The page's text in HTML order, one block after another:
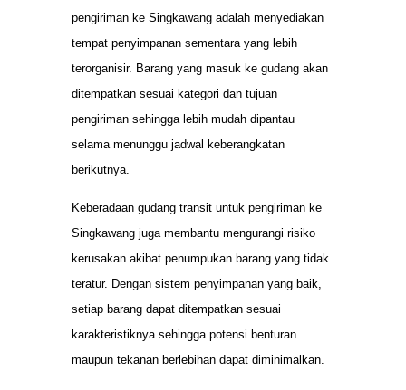
pengiriman ke Singkawang adalah menyediakan
tempat penyimpanan sementara yang lebih
terorganisir. Barang yang masuk ke gudang akan
ditempatkan sesuai kategori dan tujuan
pengiriman sehingga lebih mudah dipantau
selama menunggu jadwal keberangkatan
berikutnya.
Keberadaan gudang transit untuk pengiriman ke
Singkawang juga membantu mengurangi risiko
kerusakan akibat penumpukan barang yang tidak
teratur. Dengan sistem penyimpanan yang baik,
setiap barang dapat ditempatkan sesuai
karakteristiknya sehingga potensi benturan
maupun tekanan berlebihan dapat diminimalkan.